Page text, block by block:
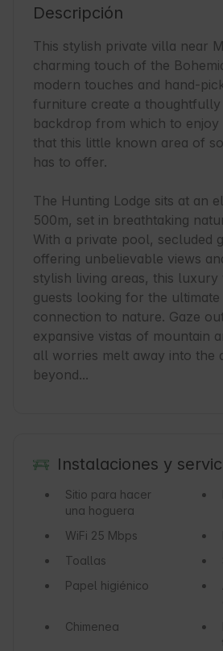
Descripción
This stylish private villa near
charming touch of the
modern touches and hand-
furniture create a thoughtfully
backdrop from which to
that this little known area of
has to offer.
The Hunting Lodge sits at an
500m, set in breathtaking
With a private pool, secluded
offering unbelievable views
stylish living areas, this
guests looking for the
connection to nature. Gaze
expansive vistas of mountain
all worries melt away into the
beyond...
Instalaciones y
Sitio para hacer
una hoguera
WiFi 25 Mbps
Toallas
Papel higiénico
Chimenea